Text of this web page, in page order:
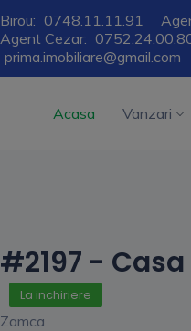
Birou: 0748.11.11.91
Agent Cezar:
prima.imobiliare@gmail.com
Acasa Vanzari
#2197 -
La inchiriere
Zamca